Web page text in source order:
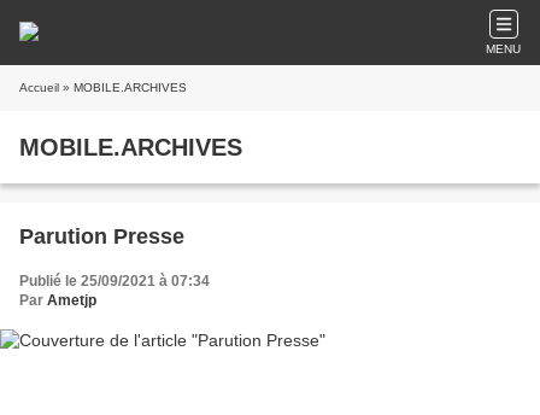
MENU
Accueil » MOBILE.ARCHIVES
MOBILE.ARCHIVES
Parution Presse
Publié le 25/09/2021 à 07:34
Par Ametjp